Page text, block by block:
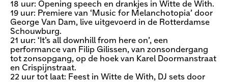
18 uur: Opening speech en drankjes in Witte de With.
19 uur: Premiere van ‘Music for Melanchotopia’ door
George Van Dam, live uitgevoerd in de Rotterdamse
Schouwburg.
21 uur: ‘It’s all downhill from here on’, een
performance van Filip Gilissen, van zonsondergang
tot zonsopgang, op de hoek van Karel Doormanstraat
en Crispijnstraat.
22 uur tot laat: Feest in Witte de With, DJ sets door